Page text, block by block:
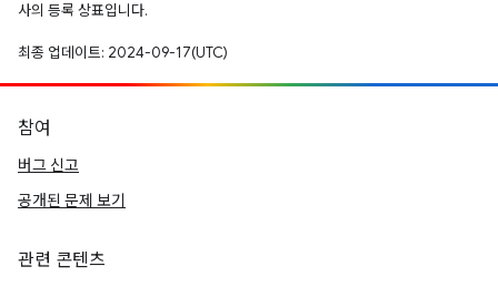
사의 등록 상표입니다.
최종 업데이트: 2024-09-17(UTC)
참여
버그 신고
공개된 문제 보기
관련 콘텐츠